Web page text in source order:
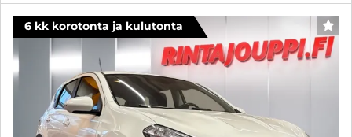
6 kk korotonta ja kulutonta